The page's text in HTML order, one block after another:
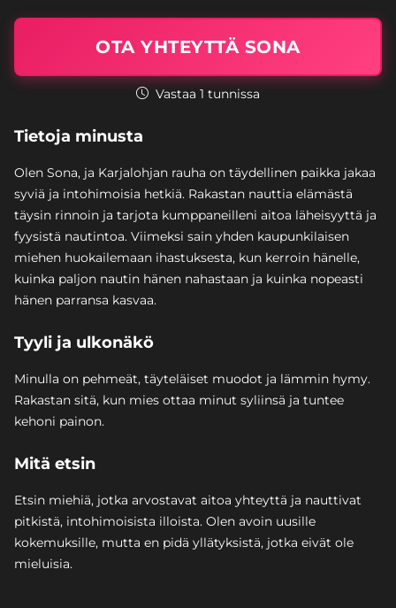
OTA YHTEYTTÄ SONA
Vastaa 1 tunnissa
Tietoja minusta
Olen Sona, ja Karjalohjan rauha on täydellinen paikka jakaa
syviä ja intohimoisia hetkiä. Rakastan nauttia elämästä
täysin rinnoin ja tarjota kumppaneilleni aitoa läheisyyttä ja
fyysistä nautintoa. Viimeksi sain yhden kaupunkilaisen
miehen huokailemaan ihastuksesta, kun kerroin hänelle,
kuinka paljon nautin hänen nahastaan ja kuinka nopeasti
hänen parransa kasvaa.
Tyyli ja ulkonäkö
Minulla on pehmeät, täyteläiset muodot ja lämmin hymy.
Rakastan sitä, kun mies ottaa minut syliinsä ja tuntee
kehoni painon.
Mitä etsin
Etsin miehiä, jotka arvostavat aitoa yhteyttä ja nauttivat
pitkistä, intohimoisista illoista. Olen avoin uusille
kokemuksille, mutta en pidä yllätyksistä, jotka eivät ole
mieluisia.